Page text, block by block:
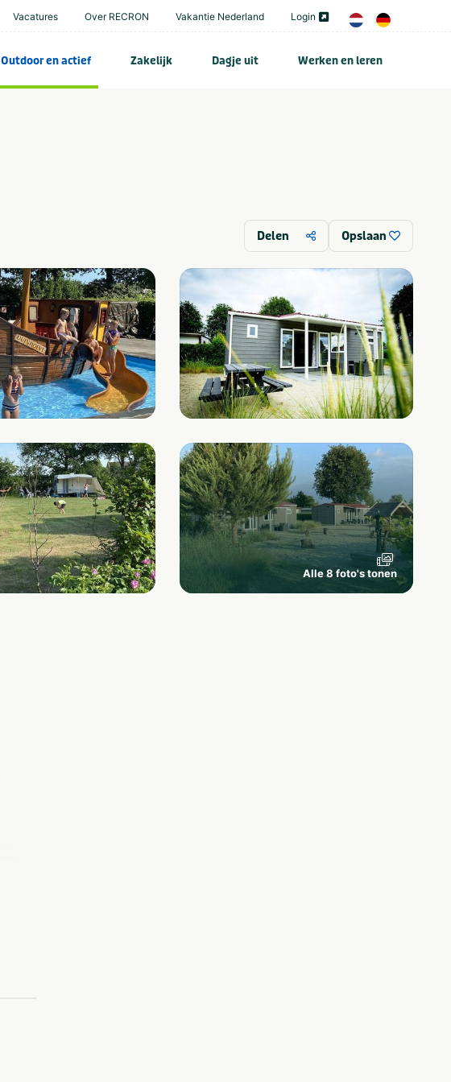
Vacatures Over RECRON Vakantie Nederland Login
Outdoor en actief Zakelijk Dagje uit Werken en leren
Delen Opslaan
Alle 8 foto's tonen